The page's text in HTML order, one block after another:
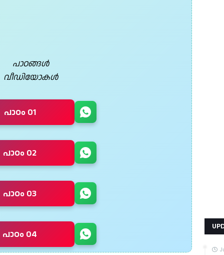
പാഠങ്ങൾ
വീഡിയോകൾ
പാഠം 01
പാഠം 02
പാഠം 03
പാഠം 04